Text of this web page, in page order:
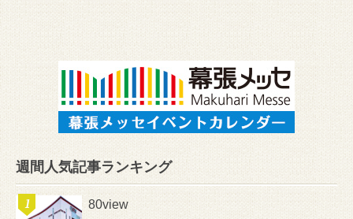
週間人気記事ランキング
80view